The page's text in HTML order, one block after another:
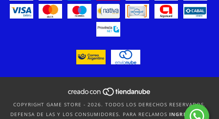
COPYRIGHT GAME STORE - 2026. TODOS LOS DERECHOS RESERVADOS.
DEFENSA DE LAS Y LOS CONSUMIDORES. PARA RECLAMOS INGRESÁ ACÁ.